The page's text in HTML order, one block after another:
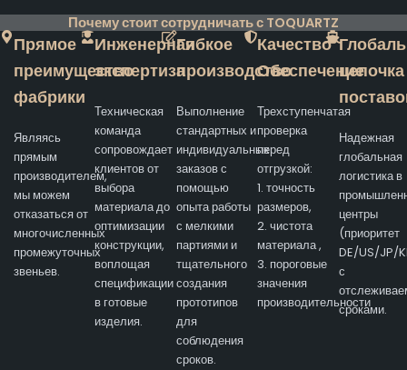
Почему стоит сотрудничать с TOQUARTZ
Прямое
преимущество
фабрики
Являясь
прямым
производителем,
мы можем
отказаться от
многочисленных
промежуточных
звеньев.
Инженерная
экспертиза
Техническая
команда
сопровождает
клиентов от
выбора
материала до
оптимизации
конструкции,
воплощая
спецификации
в готовые
изделия.
Гибкое
производство
Выполнение
стандартных и
индивидуальных
заказов с
помощью
опыта работы
с мелкими
партиями и
тщательного
создания
прототипов
для
соблюдения
сроков.
Качество
Обеспечение
Трехступенчатая
проверка
перед
отгрузкой:
1. точность
размеров,
2. чистота
материала ,
3. пороговые
значения
производительности
цепочка
Надежная
глобальная
логистика в
центры
(приоритет
DE/US/JP/
с
сроками.